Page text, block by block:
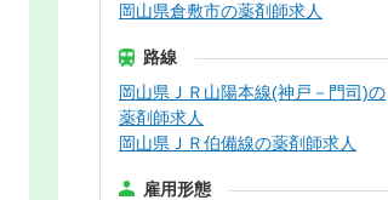
岡山県倉敷市の薬剤師求人
路線
岡山県ＪＲ山陽本線(神戸－門司)の
薬剤師求人
岡山県ＪＲ伯備線の薬剤師求人
雇用形態